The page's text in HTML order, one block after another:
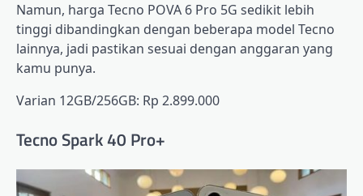
Namun, harga Tecno POVA 6 Pro 5G sedikit lebih
tinggi dibandingkan dengan beberapa model Tecno
lainnya, jadi pastikan sesuai dengan anggaran yang
kamu punya.
Varian 12GB/256GB: Rp 2.899.000
Tecno Spark 40 Pro+